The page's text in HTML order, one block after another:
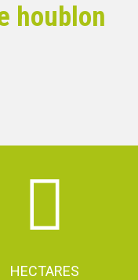
houblon
HECTARES